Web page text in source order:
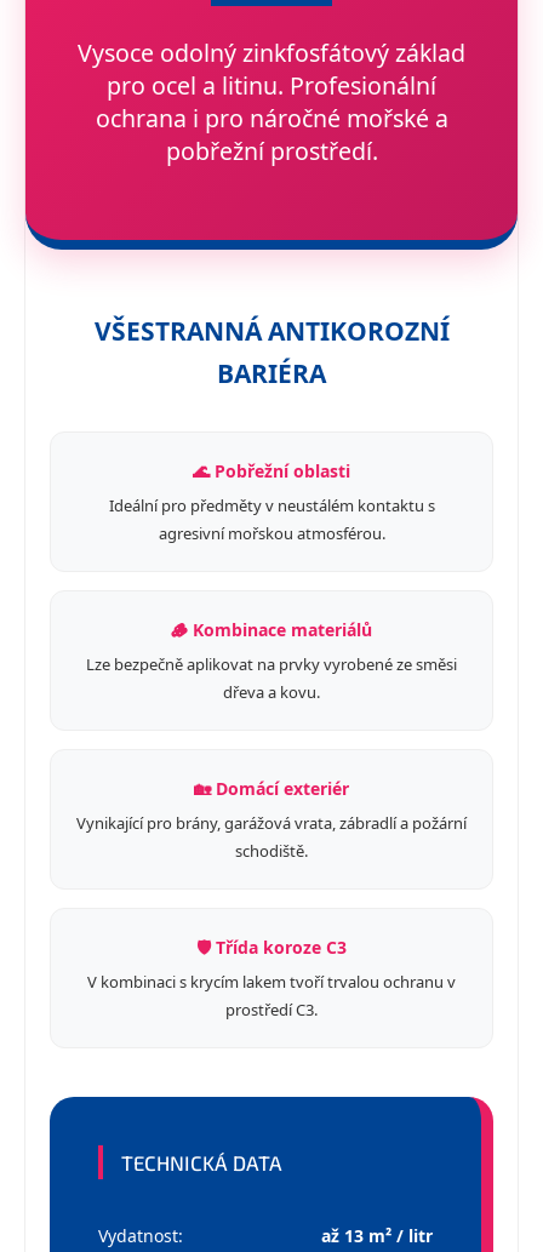
Vysoce odolný zinkfosfátový základ
pro ocel a litinu. Profesionální
ochrana i pro náročné mořské a
pobřežní prostředí.
VŠESTRANNÁ ANTIKOROZNÍ
BARIÉRA
🌊 Pobřežní oblasti
Ideální pro předměty v neustálém kontaktu s
agresivní mořskou atmosférou.
🪵 Kombinace materiálů
Lze bezpečně aplikovat na prvky vyrobené ze směsi
dřeva a kovu.
🏡 Domácí exteriér
Vynikající pro brány, garážová vrata, zábradlí a požární
schodiště.
🛡️ Třída koroze C3
V kombinaci s krycím lakem tvoří trvalou ochranu v
prostředí C3.
TECHNICKÁ DATA
Vydatnost: až 13 m² / litr